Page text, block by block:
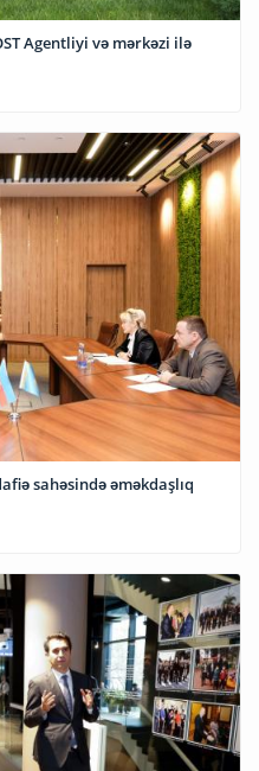
Agentliyi və mərkəzi ilə
sahəsində əməkdaşlıq